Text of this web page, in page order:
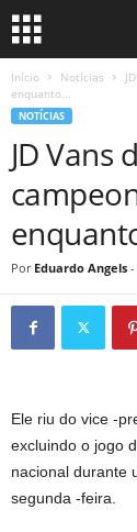
Início Notícias
enquanto...
NOTÍCIAS
JD Vans
Por Eduardo Angels -
Ele riu do vice -
excluindo o jogo
nacional durante
segunda -feira.